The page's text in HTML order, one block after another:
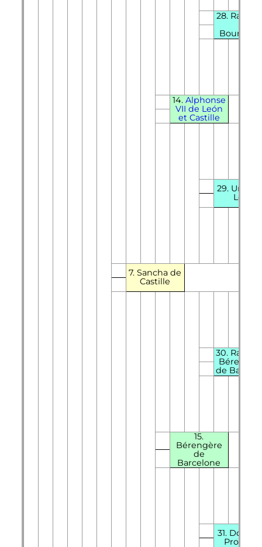
28.
14. Alphonse
VII de León
et Castille
29. Urraca
León
7. Sancha de
Castille
30.
Bérenger
de
15.
Bérengère
de
Barcelone
31. Douce